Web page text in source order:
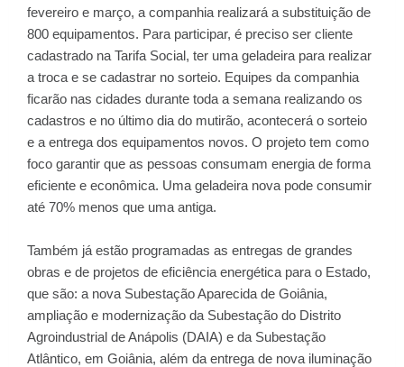
fevereiro e março, a companhia realizará a substituição de
800 equipamentos. Para participar, é preciso ser cliente
cadastrado na Tarifa Social, ter uma geladeira para realizar
a troca e se cadastrar no sorteio. Equipes da companhia
ficarão nas cidades durante toda a semana realizando os
cadastros e no último dia do mutirão, acontecerá o sorteio
e a entrega dos equipamentos novos. O projeto tem como
foco garantir que as pessoas consumam energia de forma
eficiente e econômica. Uma geladeira nova pode consumir
até 70% menos que uma antiga.
Também já estão programadas as entregas de grandes
obras e de projetos de eficiência energética para o Estado,
que são: a nova Subestação Aparecida de Goiânia,
ampliação e modernização da Subestação do Distrito
Agroindustrial de Anápolis (DAIA) e da Subestação
Atlântico, em Goiânia, além da entrega de nova iluminação